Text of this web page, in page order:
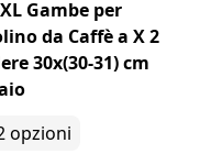
Gambe per
da Caffè a X 2
30x(30-31) cm
opzioni